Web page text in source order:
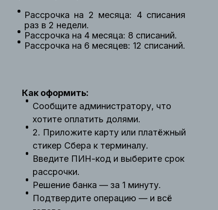
Как оформить:
Сообщите администратору, что
хотите оплатить долями.
2. Приложите карту или платёжный
стикер Сбера к терминалу.
Введите ПИН-код и выберите срок
рассрочки.
Решение банка — за 1 минуту.
Подтвердите операцию — и всё
Рассрочка на 2 месяца: 4 списания
раз в 2 недели.
Рассрочка на 4 месяца: 8 списаний.
Рассрочка на 6 месяцев: 12 списаний.